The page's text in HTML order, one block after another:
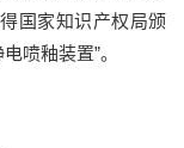
国家知识产权局颁
喷釉装置”。